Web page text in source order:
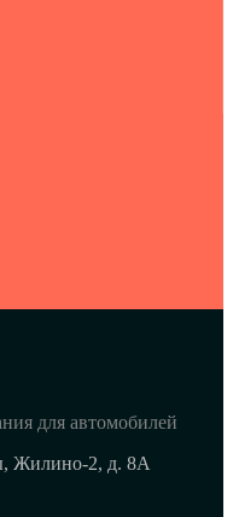
для автомобилей
Жилино-2, д. 8A